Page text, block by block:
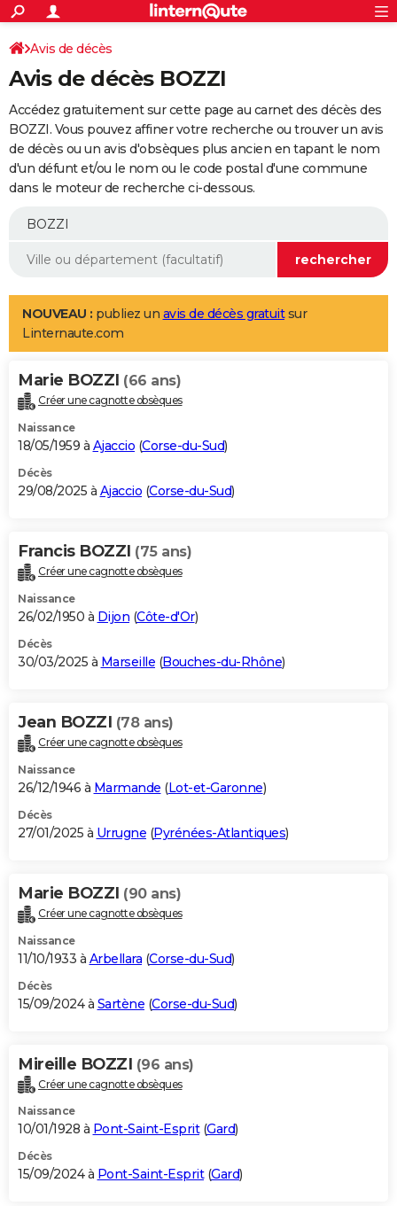
ACTUALITÉS
Politique
Société
Faits Divers
Education
Monde
Villes
+
SPORT
Coupe du monde 2026
Football
Tennis
Cyclisme
Rugby
Forum
Programme TV
TNT
Streaming
Cinéma
Sorties cinéma
Musique
+
FINANCE
Retraite
Impôts
Epargne
Immobilier
Risques naturels par ville
Banque
Assurance
Crédit
AUTO
Essais
Réserver un essai
Citadines
Berlines
SUV
Forum auto
+
Mobiles
Meilleur smartphone
Internet
Ordinateurs
Jeux vidéo
Guide high-tech
Aménagement intérieur
LIFESTYLE
Art de vivre
Bien-être
Loisirs
Mode
Modes de vie
Alimentation
Guide de la santé
Maladies
Médicaments
Sommeil
VOYAGE
Destinations
City break
Voyage nature
Voyage de noces
Forum
Climat
+PHOTO
GUIDES D'ACHAT
BONS PLANS
Carte de Noël
Carte Bonne année
Carte Saint-Valentin
Carte Pâques
Carte d'anniversaire
DICTIONNAIRE
Dictionnaire
Biographies
Citations
Expressions
Proverbes
PROGRAMME TV
S'inscrire
Se connecter
Lycées
Collèges
Primaires
Universités
Entreprises
Service militaire
Avis de recherche
AVIS DE DÉCÈS
Bricolage
Lifestyle
Culture
Sport
Auto
Television
Voyage
Cinema
Avis de décès
Avis de décès BOZZI
Accédez gratuitement sur cette page au carnet des décès des
BOZZI. Vous pouvez affiner votre recherche ou trouver un avis
de décès ou un avis d'obsèques plus ancien en tapant le nom
d'un défunt et/ou le nom ou le code postal d'une commune
dans le moteur de recherche ci-dessous.
NOUVEAU : publiez un avis de décès gratuitsur
Linternaute.com
Marie BOZZI (66 ans)
Créer une cagnotte obsèques
Naissance
18/05/1959 à Ajaccio (Corse-du-Sud)
Décès
29/08/2025 à Ajaccio (Corse-du-Sud)
Francis BOZZI (75 ans)
Créer une cagnotte obsèques
Naissance
26/02/1950 à Dijon (Côte-d'Or)
Décès
30/03/2025 à Marseille (Bouches-du-Rhône)
Jean BOZZI (78 ans)
Créer une cagnotte obsèques
Naissance
26/12/1946 à Marmande (Lot-et-Garonne)
Décès
27/01/2025 à Urrugne (Pyrénées-Atlantiques)
Marie BOZZI (90 ans)
Créer une cagnotte obsèques
Naissance
11/10/1933 à Arbellara (Corse-du-Sud)
Décès
15/09/2024 à Sartène (Corse-du-Sud)
Mireille BOZZI (96 ans)
Créer une cagnotte obsèques
Naissance
10/01/1928 à Pont-Saint-Esprit(Gard)
Décès
15/09/2024 à Pont-Saint-Esprit(Gard)